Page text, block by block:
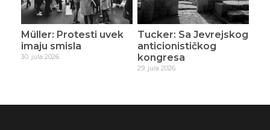
Müller: Protesti uvek
imaju smisla
30. jula 2026.
Tucker: Sa Jevrejskog
anticionističkog
kongresa
29. jula 2026.